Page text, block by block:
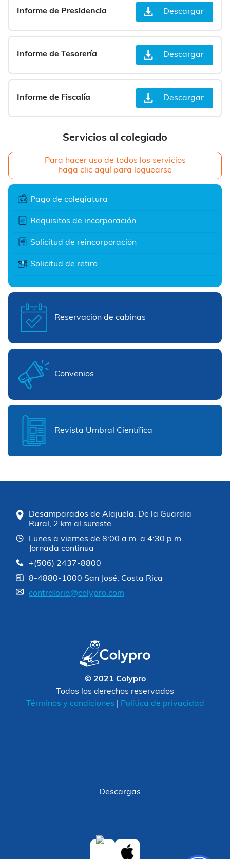
Servicios al colegiado
Para hacer uso de todos los servicios
haga clic aquí para loguearse
Pago de colegiatura
Requisitos de incorporación
Solicitud de reincorporación
Solicitud de retiro
Reservación de cabinas
Convenios
Revista Umbral Científica
Informe de Presidencia Descargar
Informe de Tesorería Descargar
Informe de Fiscalía Descargar
Desamparados de Alajuela. De la Guardia
Rural, 2 km al sureste
Lunes a viernes de 8:00 a.m. a 4:30 p.m.
Jornada continua
+(506) 2437-8800
8-4880-1000 San José, Costa Rica
contraloria@colypro.com
© 2021 Colypro
Todos los derechos reservados
Términos y condiciones
Política de privacidad
Descargas